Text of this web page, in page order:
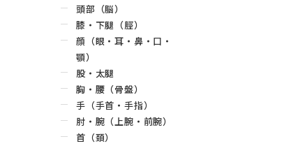
頭部（脳）
膝・下腿（脛）
顔（眼・耳・鼻・口・
顎）
股・太腿
胸・腰（骨盤）
手（手首・手指）
肘・腕（上腕・前腕）
首（頚）